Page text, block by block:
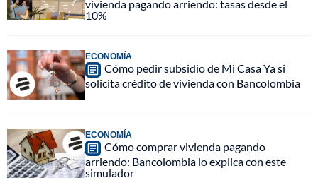
vivienda pagando arriendo: tasas desde el
10%
ECONOMÍA
Cómo pedir subsidio de Mi Casa Ya si
solicita crédito de vivienda con Bancolombia
ECONOMÍA
Cómo comprar vivienda pagando
arriendo: Bancolombia lo explica con este
simulador